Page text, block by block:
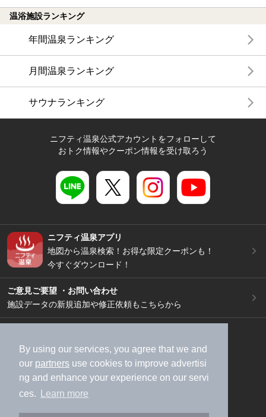
By using our services, you agree that we and
our partners use cookies to improve advertisi
ng and enhance your experience on our servi
ces.
Learn more
温浴施設ランキング
年間温泉ランキング
月間温泉ランキング
サウナランキング
ニフティ温泉公式アカウントをフォローして
おトク情報やクーポン情報を受け取ろう
ニフティ温泉アプリ
地図から温泉検索！お得な限定クーポンも！
今すぐダウンロード！
ご意見ご要望 ・お問い合わせ
施設データの新規追加や修正依頼もこちらから
加盟店募集（資料請求）
広告出稿のご案内
利用規約
ライフスタイルMEMBERS+規約
特定商取引法に基づく表記
ヘルプ
採用情報
運営会社